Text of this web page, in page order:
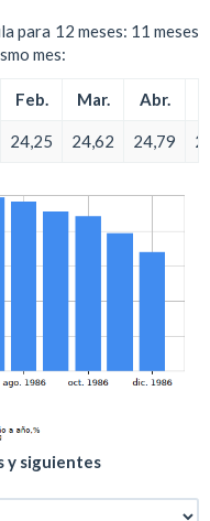
para 12 meses: 11 meses
mes:
Feb. Mar. Abr.
24,25 24,62 24,79
y siguientes